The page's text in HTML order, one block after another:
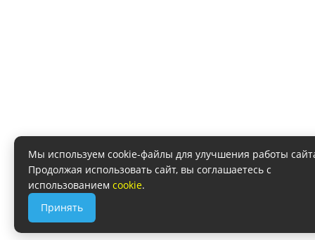
Мы используем cookie-файлы для улучшения работы
Продолжая использовать сайт, вы соглашаетесь с
использованием cookie.
Принять